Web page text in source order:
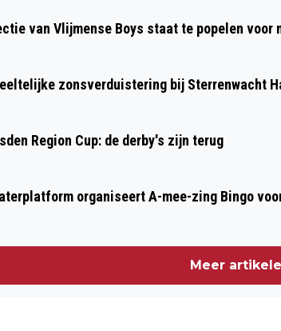
van Vlijmense Boys staat te popelen voor
zonsverduistering bij Sterrenwacht
Region Cup: de derby's zijn terug
organiseert A-mee-zing Bingo
Meer